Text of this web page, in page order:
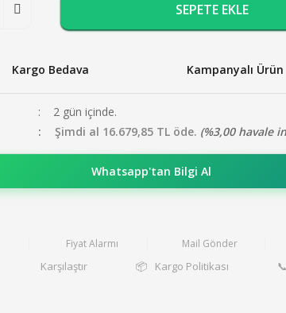
SEPETE EKLE
Kargo Bedava Kampanyalı Ürün
2 gün içinde.
Şimdi al 16.679,85 TL öde. (%3,00 havale
Whatsapp'tan Bilgi Al
Fiyat Alarmı Mail Gönder
Karşılaştır 📦 Kargo Politikası 📞